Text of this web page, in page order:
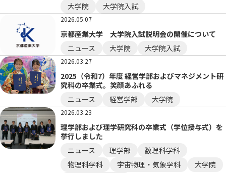
大学院
大学院入試
2026.05.07
京都産業大学 大学院入試説明会の開催について
ニュース
大学院 大学院入試
2026.03.27
2025（令和7）年度 経営学部およびマネジメント研
究科の卒業式。笑顔あふれる
ニュース
経営学部 大学院
2026.03.23
理学部および理学研究科の卒業式（学位授与式）を
挙行しました
ニュース
理学部
数理科学科
物理科学科
宇宙物理・気象学科
大学院